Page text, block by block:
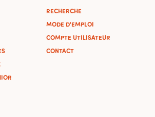
RECHERCHE
MODE D'EMPLOI
COMPTE UTILISATEUR
CONTACT